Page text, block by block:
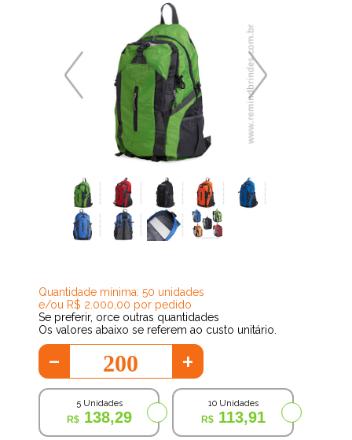
Quantidade mínima: 50 unidades
e/ou R$ 2.000,00 por pedido
Se preferir, orce outras quantidades
Os valores abaixo se referem ao custo unitário.
- +
5 Unidades
138,29
10 Unidades
113,91